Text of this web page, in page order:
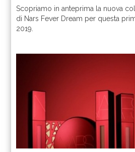
Scopriamo in anteprima la nuova
di Nars Fever Dream per questa
2019.